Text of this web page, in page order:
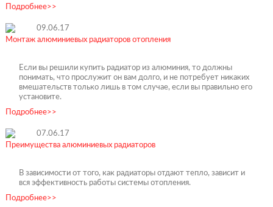
Подробнее>>
09.06.17
Монтаж алюминиевых радиаторов отопления
Если вы решили купить радиатор из алюминия, то должны
понимать, что прослужит он вам долго, и не потребует никаких
вмешательств только лишь в том случае, если вы правильно его
установите.
Подробнее>>
07.06.17
Преимущества алюминиевых радиаторов
В зависимости от того, как радиаторы отдают тепло, зависит и
вся эффективность работы системы отопления.
Подробнее>>